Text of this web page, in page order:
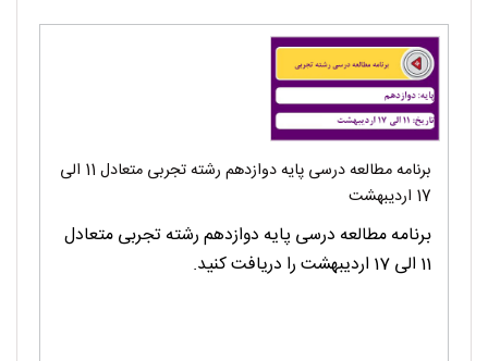
برنامه مطالعه درسی پایه دوازدهم رشته تجربی متعادل 11 الی
17 اردیبهشت
برنامه مطالعه درسی پایه دوازدهم رشته تجربی متعادل
11 الی 17 اردیبهشت را دریافت کنید.